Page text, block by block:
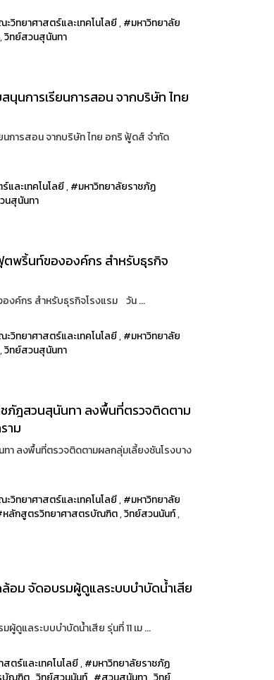
วิทยาศาสตร์และเทคโนโลยี,#มหาวิทยาลัย
วิทย์สวนสุนันทา
นการเรียนการสอน จากบริษัท ไทย
การสอน จากบริษัท ไทย อกริ ฟู้ดส์ จำกัด
ละเทคโนโลยี,#มหาวิทยาลัยราชภัฏ
นสุนันทา
พริ้นท์ขององค์กร สำหรับธุรกิจ
งค์กร สำหรับธุรกิจโรงแรม วัน ...
วิทยาศาสตร์และเทคโนโลยี,#มหาวิทยาลัย
วิทย์สวนสุนันทา
ชภัฎสวนสุนันทา ลงพื้นที่ตรวจติดตาม
าม
า ลงพื้นที่ตรวจติดตามผลกลุ่มเลี้ยงชันโรงบาง
วิทยาศาสตร์และเทคโนโลยี,#มหาวิทยาลัย
ลักสูตรวิทยาศาสตรบัณฑิต,วิทย์สวนนันท์,
อม จัดอบรมผู้ดูแลระบบบำบัดน้ำเสีย
ดูแลระบบบำบัดน้ำเสีย รุ่นที่ 11 เม ...
ตร์และเทคโนโลยี,#มหาวิทยาลัยราชภัฏ